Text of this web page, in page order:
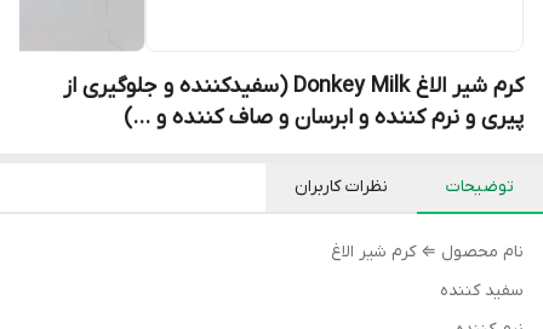
کرم شیر الاغ Donkey Milk (سفیدکننده و جلوگیری از
پیری و نرم کننده و ابرسان و صاف کننده و ...)
توضیحات نظرات کاربران
نام محصول ⇐ کرم شیر الاغ
سفید کننده